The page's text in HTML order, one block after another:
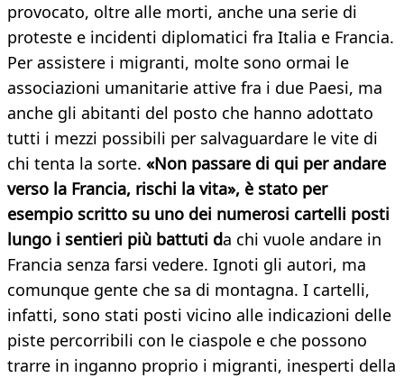
provocato, oltre alle morti, anche una serie di
proteste e incidenti diplomatici fra Italia e Francia.
Per assistere i migranti, molte sono ormai le
associazioni umanitarie attive fra i due Paesi, ma
anche gli abitanti del posto che hanno adottato
tutti i mezzi possibili per salvaguardare le vite di
chi tenta la sorte. «Non passare di qui per andare
verso la Francia, rischi la vita», è stato per
esempio scritto su uno dei numerosi cartelli posti
lungo i sentieri più battuti da chi vuole andare in
Francia senza farsi vedere. Ignoti gli autori, ma
comunque gente che sa di montagna. I cartelli,
infatti, sono stati posti vicino alle indicazioni delle
piste percorribili con le ciaspole e che possono
trarre in inganno proprio i migranti, inesperti della